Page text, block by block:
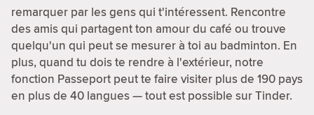
remarquer par les gens qui t'intéressent. Rencontre
des amis qui partagent ton amour du café ou trouve
quelqu'un qui peut se mesurer à toi au badminton. En
plus, quand tu dois te rendre à l'extérieur, notre
fonction Passeport peut te faire visiter plus de 190 pays
en plus de 40 langues — tout est possible sur Tinder.